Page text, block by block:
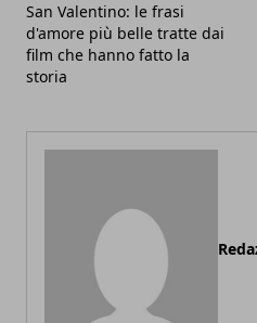
San Valentino: le frasi
d'amore più belle tratte dai
film che hanno fatto la
storia